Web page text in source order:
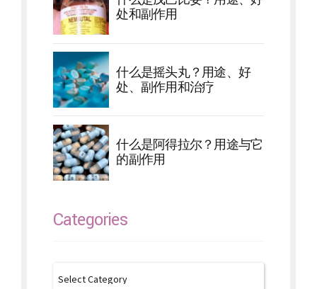
处和副作用
什么是摇头丸？用途、好
处、副作用和治疗
什么是阿得拉尔？用途与它
的副作用
Categories